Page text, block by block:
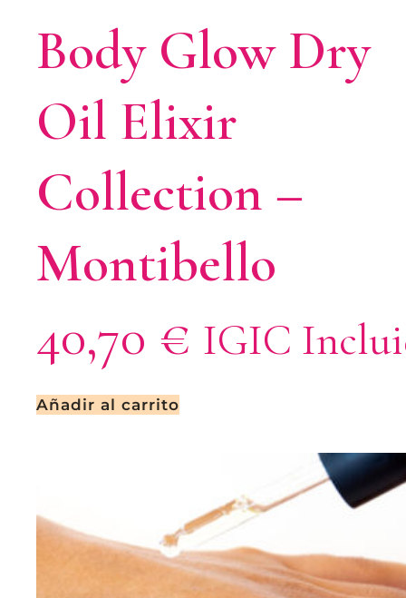
Body Glow Dry
Oil Elixir
Collection –
Montibello
40,70 € IGIC
Añadir al carrito